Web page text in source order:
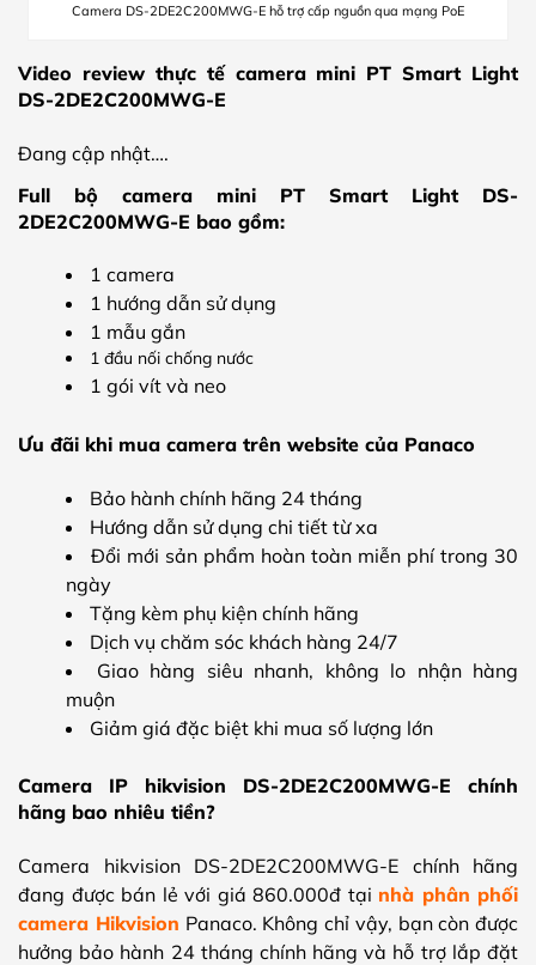
Camera DS-2DE2C200MWG-E hỗ trợ cấp nguồn qua mạng PoE
Video review thực tế camera mini PT Smart Light
DS-2DE2C200MWG-E
Đang cập nhật….
Full bộ camera mini PT Smart Light DS-
2DE2C200MWG-E bao gồm:
1 camera
1 hướng dẫn sử dụng
1 mẫu gắn
1 đầu nối chống nước
1 gói vít và neo
Ưu đãi khi mua camera trên website của Panaco
Bảo hành chính hãng 24 tháng
Hướng dẫn sử dụng chi tiết từ xa
Đổi mới sản phẩm hoàn toàn miễn phí trong 30
ngày
Tặng kèm phụ kiện chính hãng
Dịch vụ chăm sóc khách hàng 24/7
Giao hàng siêu nhanh, không lo nhận hàng
muộn
Giảm giá đặc biệt khi mua số lượng lớn
Camera IP hikvision DS-2DE2C200MWG-E chính
hãng bao nhiêu tiền?
Camera hikvision DS-2DE2C200MWG-E chính hãng
đang được bán lẻ với giá 860.000đ tại nhà phân phối
camera Hikvision Panaco. Không chỉ vậy, bạn còn được
hưởng bảo hành 24 tháng chính hãng và hỗ trợ lắp đặt